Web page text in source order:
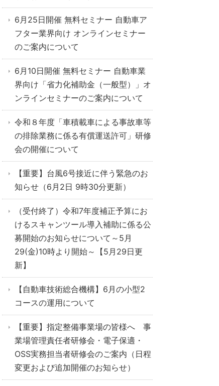
6月25日開催 無料セミナー 自動車ア
フター業界向け オンラインセミナー
のご案内について
6月10日開催 無料セミナー 自動車業
界向け「省力化補助金（一般型）」オ
ンラインセミナーのご案内について
令和８年度「車積載車による事故車等
の排除業務に係る有償運送許可」研修
会の開催について
【重要】台風6号接近に伴う緊急のお
知らせ（6月2日 9時30分更新）
（受付終了）令和7年度補正予算にお
けるスキャンツール導入補助に係る公
募開始のお知らせについて～5月
29(金)10時より開始～【5月29日更
新】
【自動車技術総合機構】6月の小型2
コースの運用について
【重要】指定整備事業場の皆様へ 事
業場管理責任者研修会・電子保適・
OSS実務担当者研修会のご案内（日程
変更および追加開催のお知らせ）